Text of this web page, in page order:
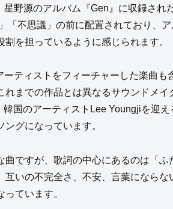
星野源のアルバム『Gen』に収録さ
「不思議」の前に配置されており、
を担っているように感じられます。
ーティストをフィーチャーした楽曲
れまでの作品とは異なるサウンドメ
国のアーティストLee Youngjiを迎
グになっています。
曲ですが、歌詞の中心にあるのは「
互いの不完全さ、不安、言葉になら
ています。